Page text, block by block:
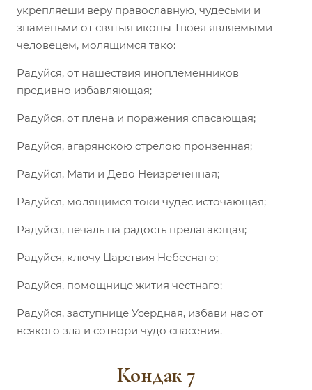
укрепляеши веру православную, чудесьми и
знаменьми от святыя иконы Твоея являемыми
человецем, молящимся тако:
Радуйся, от нашествия иноплеменников
предивно избавляющая;
Радуйся, от плена и поражения спасающая;
Радуйся, агарянскою стрелою пронзенная;
Радуйся, Мати и Дево Неизреченная;
Радуйся, молящимся токи чудес источающая;
Радуйся, печаль на радость прелагающая;
Радуйся, ключу Царствия Небеснаго;
Радуйся, помощнице жития честнаго;
Радуйся, заступнице Усердная, избави нас от
всякого зла и сотвори чудо спасения.
Кондак 7